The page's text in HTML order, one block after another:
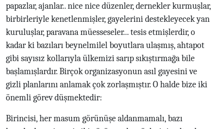
papazlar, ajanlar.. nice nice düzenler, dernekler kurmuşlar,
birbirleriyle kenetlenmişler, gayelerini destekleyecek yan
kuruluşlar, paravana müesseseler... tesis etmişlerdir, o
kadar ki bazıları beynelmilel boyutlara ulaşmış, ahtapot
gibi sayısız kollarıyla ülkemizi sarıp sıkıştırmağa bile
başlamışlardır. Birçok organizasyonun asıl gayesini ve
gizli planlarını anlamak çok zorlaşmıştır. O halde bize iki
önemli görev düşmektedir:
Birincisi, her masum görünüşe aldanmamalı, bazı